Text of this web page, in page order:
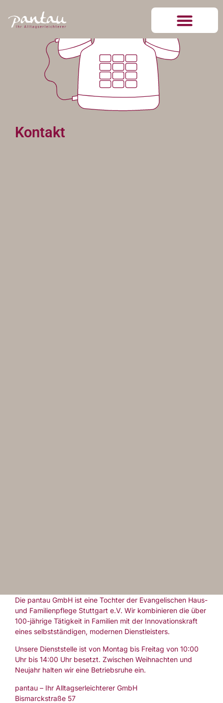
Kontakt
Die pantau GmbH ist eine Tochter der Evangelischen Haus-
und Familienpflege Stuttgart e.V. Wir kombinieren die über
100-jährige Tätigkeit in Familien mit der Innovationskraft
eines selbstständigen, modernen Dienstleisters.
Unsere Dienststelle ist von Montag bis Freitag von 10:00
Uhr bis 14:00 Uhr besetzt. Zwischen Weihnachten und
Neujahr halten wir eine Betriebsruhe ein.
pantau – Ihr Alltagserleichterer GmbH
Bismarckstraße 57